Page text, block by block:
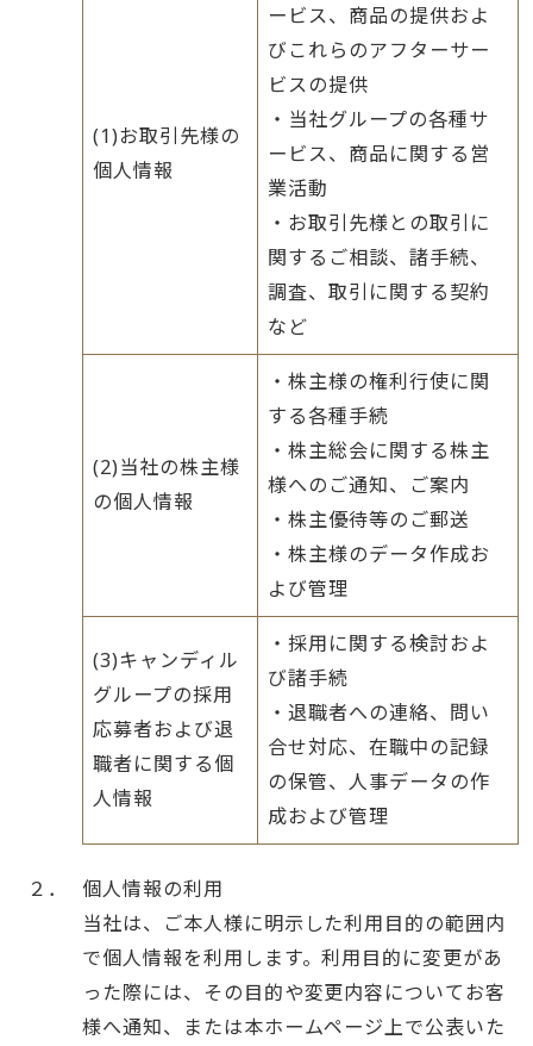
(1)お取引先様の
個人情報
ービス、商品の提供およ
びこれらのアフターサー
ビスの提供
・当社グループの各種サ
ービス、商品に関する営
業活動
・お取引先様との取引に
関するご相談、諸手続、
調査、取引に関する契約
など
(2)当社の株主様
の個人情報
・株主様の権利行使に関
する各種手続
・株主総会に関する株主
様へのご通知、ご案内
・株主優待等のご郵送
・株主様のデータ作成お
よび管理
(3)キャンディル
グループの採用
応募者および退
職者に関する個
人情報
・採用に関する検討およ
び諸手続
・退職者への連絡、問い
合せ対応、在職中の記録
の保管、人事データの作
成および管理
２．
個人情報の利用
当社は、ご本人様に明示した利用目的の範囲内
で個人情報を利用します。利用目的に変更があ
った際には、その目的や変更内容についてお客
様へ通知、または本ホームページ上で公表いた